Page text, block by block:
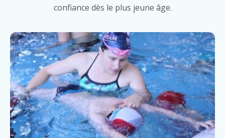
confiance dès le plus jeune âge.